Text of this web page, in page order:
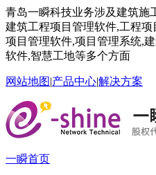
青岛一瞬科技业务涉及建筑施
建筑工程项目管理软件,工程
项目管理软件,项目管理系统,
软件,智慧工地等多个方面
网站地图|产品中心|解决方案
一瞬首页